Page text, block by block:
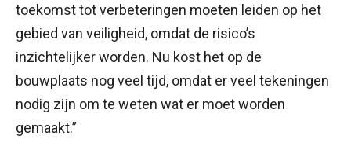
toekomst tot verbeteringen moeten leiden op het
gebied van veiligheid, omdat de risico’s
inzichtelijker worden. Nu kost het op de
bouwplaats nog veel tijd, omdat er veel tekeningen
nodig zijn om te weten wat er moet worden
gemaakt.”